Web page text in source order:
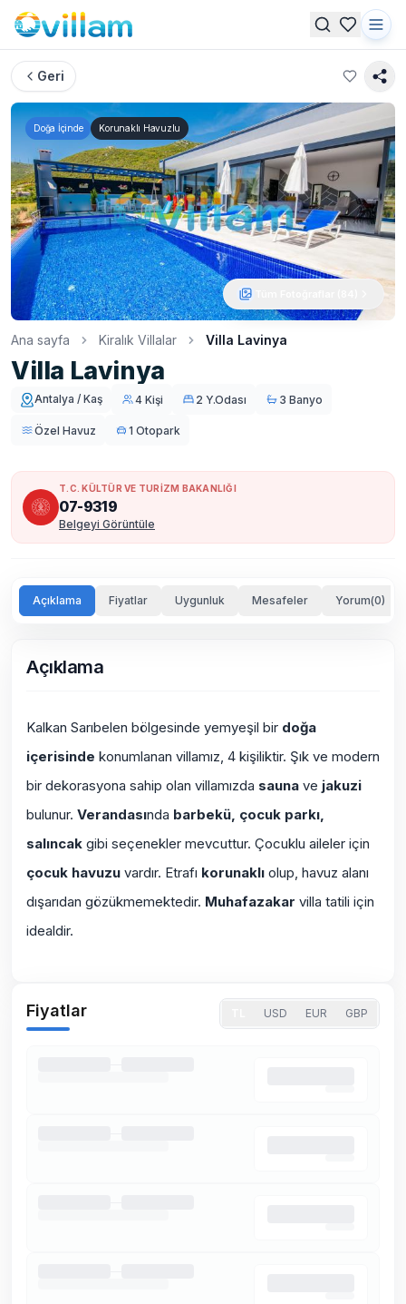
Geri
Doğa İçinde Korunaklı Havuzlu
Ana sayfa Kiralık Villalar Villa Lavinya
Villa Lavinya
Antalya / Kaş 4 Kişi 2 Y.Odası 3 Banyo
Özel Havuz 1 Otopark
T.C. KÜLTÜR VE TURİZM BAKANLIĞI
07-9319
Belgeyi Görüntüle
Açıklama Fiyatlar Uygunluk Mesafeler Yorum(0)
Açıklama
Kalkan Sarıbelen bölgesinde yemyeşil bir doğa
içerisinde konumlanan villamız, 4 kişiliktir. Şık ve modern
bir dekorasyona sahip olan villamızda sauna ve jakuzi
bulunur. Verandasında barbekü, çocuk parkı,
salıncak gibi seçenekler mevcuttur. Çocuklu aileler için
çocuk havuzu vardır. Etrafı korunaklı olup, havuz alanı
dışarıdan gözükmemektedir. Muhafazakar villa tatili için
idealdir.
Fiyatlar USD EUR GBP